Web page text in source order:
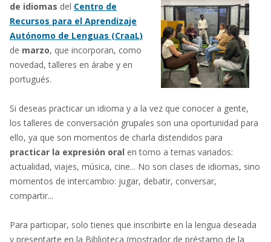
de idiomas del Centro de
Recursos para el Aprendizaje
Autónomo de Lenguas (CraaL)
de marzo, que incorporan, como
novedad, talleres en árabe y en
portugués.
Si deseas practicar un idioma y a la vez que conocer a gente,
los talleres de conversación grupales son una oportunidad para
ello, ya que son momentos de charla distendidos para
practicar la expresión oral en torno a temas variados:
actualidad, viajes, música, cine... No son clases de idiomas, sino
momentos de intercambio: jugar, debatir, conversar,
compartir...
Para participar, solo tienes que inscribirte en la lengua deseada
y presentarte en la Biblioteca (mostrador de préstamo de la